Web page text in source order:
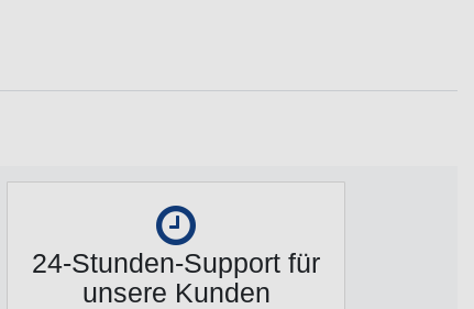
24-Stunden-Support für
unsere Kunden